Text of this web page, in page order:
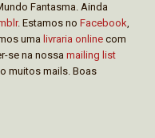
Fantasma. Ainda
. Estamos no Facebook,
uma livraria online com
se na nossa mailing list
muitos mails. Boas